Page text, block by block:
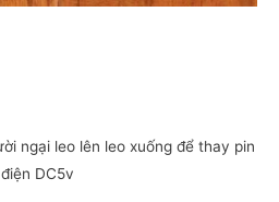
ngại leo lên leo xuống để thay pin
DC5v